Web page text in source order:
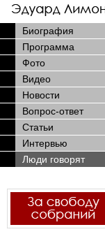
Биография
Программа
Фото
Видео
Новости
Вопрос-ответ
Статьи
Интервью
Люди говорят